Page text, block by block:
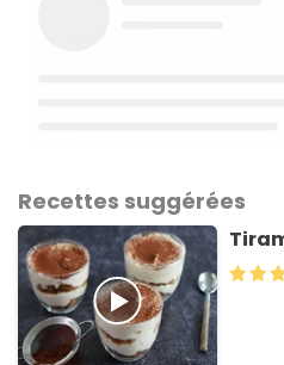
Recettes suggérées